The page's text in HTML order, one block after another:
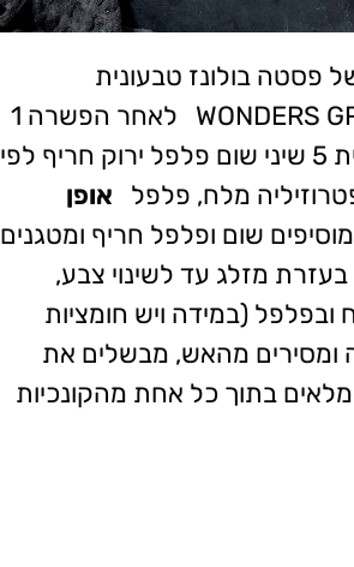
פסטה בולונז טבעונית
אריזת WONDERS GROUND לאחר הפשרה 1
חבילת פסטה קונקיליוני ענקיים 1 בצל גדול 1/3 כוס שמן זית 5 שיני שום פלפל ירוק חריף לפי
אופן
שום ופלפל חריף ומטגנים
מזלג עד לשינוי צבע,
מתבלים במלח ובפלפל (במידה ויש חומציות
ומסירים מהאש, מבשלים את
בתוך כל אחת מהקונכיות